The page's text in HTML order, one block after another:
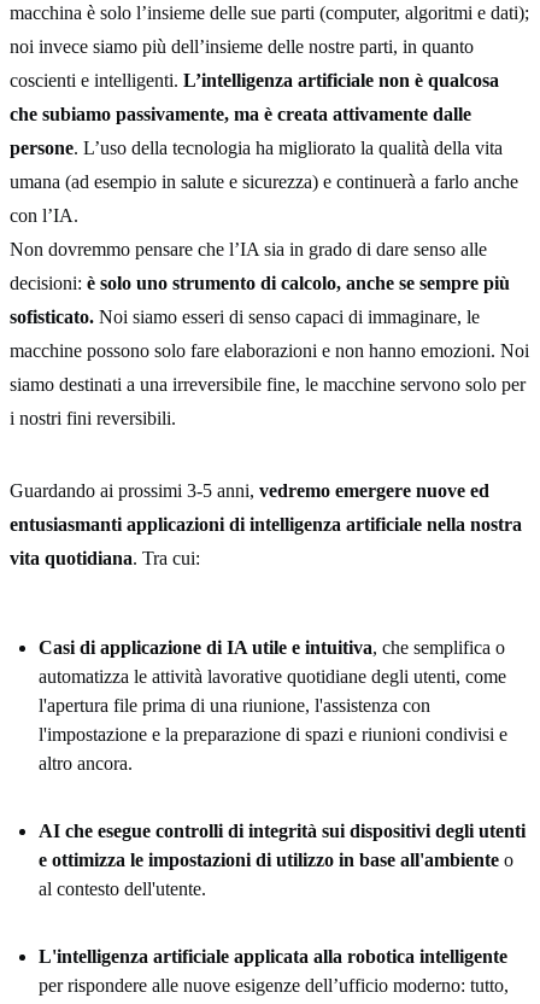
macchina è solo l’insieme delle sue parti (computer, algoritmi e dati);
noi invece siamo più dell’insieme delle nostre parti, in quanto
coscienti e intelligenti. L’intelligenza artificiale non è qualcosa
che subiamo passivamente, ma è creata attivamente dalle
persone. L’uso della tecnologia ha migliorato la qualità della vita
umana (ad esempio in salute e sicurezza) e continuerà a farlo anche
con l’IA.
Non dovremmo pensare che l’IA sia in grado di dare senso alle
decisioni: è solo uno strumento di calcolo, anche se sempre più
sofisticato. Noi siamo esseri di senso capaci di immaginare, le
macchine possono solo fare elaborazioni e non hanno emozioni. Noi
siamo destinati a una irreversibile fine, le macchine servono solo per
i nostri fini reversibili.
Guardando ai prossimi 3-5 anni, vedremo emergere nuove ed
entusiasmanti applicazioni di intelligenza artificiale nella nostra
vita quotidiana. Tra cui:
Casi di applicazione di IA utile e intuitiva, che semplifica o
automatizza le attività lavorative quotidiane degli utenti, come
l'apertura file prima di una riunione, l'assistenza con
l'impostazione e la preparazione di spazi e riunioni condivisi e
altro ancora.
AI che esegue controlli di integrità sui dispositivi degli utenti
e ottimizza le impostazioni di utilizzo in base all'ambiente o
al contesto dell'utente.
L'intelligenza artificiale applicata alla robotica intelligente
per rispondere alle nuove esigenze dell’ufficio moderno: tutto,